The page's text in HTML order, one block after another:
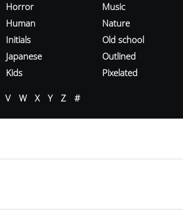
Horror
Human
Initials
Japanese
Kids
Music
Nature
Old school
Outlined
Pixelated
V W X Y Z #